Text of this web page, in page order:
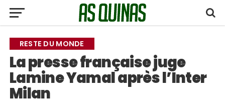
RESTE DU MONDE
La presse française juge
Lamine Yamal après l’Inter
Milan